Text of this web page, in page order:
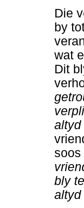
Die
by
wat
Dit
bly
altyd